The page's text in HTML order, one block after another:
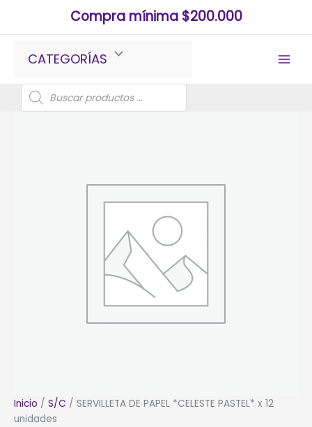
contenido
Compra mínima $200.000
CATEGORÍAS
Búsqueda
de
productos
Inicio / S/C / SERVILLETA DE PAPEL *CELESTE PASTEL* x 12
unidades